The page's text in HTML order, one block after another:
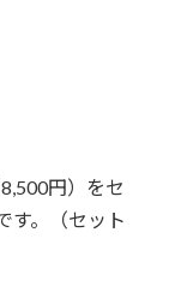
円）をセ
す。（セット